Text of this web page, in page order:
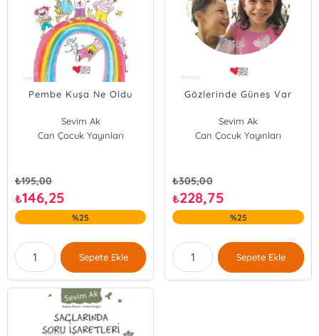
Pembe Kuşa Ne Oldu
Sevim Ak
Can Çocuk Yayınları
₺195,00
₺146,25
%25
Sepete Ekle
Gözlerinde Güneş Var
Sevim Ak
Can Çocuk Yayınları
₺305,00
₺228,75
%25
Sepete Ekle